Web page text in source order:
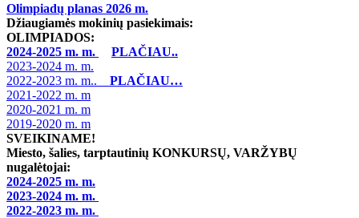
Olimpiadų planas 2026 m.
Džiaugiamės mokinių pasiekimais:
OLIMPIADOS:
2024-2025 m. m.
PLAČIAU..
2023-2024 m. m.
2022-2023 m. m.. PLAČIAU…
2021-2022 m. m
2020-2021 m. m
2019-2020 m. m
SVEIKINAME!
Miesto, šalies, tarptautinių KONKURSŲ, VARŽYBŲ
nugalėtojai:
2024-2025 m. m.
2023-2024 m. m.
2022-2023 m. m.